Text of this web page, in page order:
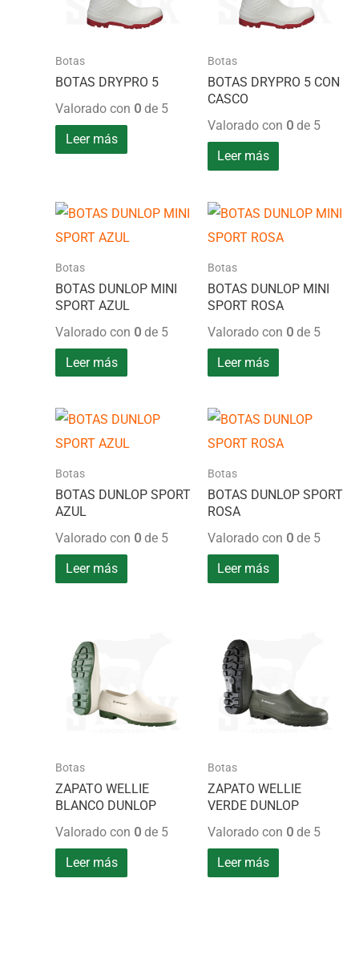
Botas
BOTAS DRYPRO 5
Valorado con 0 de 5
Leer más
Botas
BOTAS DRYPRO 5 CON
CASCO
Valorado con 0de 5
Leer más
Botas
BOTAS DUNLOP MINI
SPORT AZUL
Valorado con 0 de 5
Leer más
Botas
BOTAS DUNLOP MINI
SPORT ROSA
Valorado con 0de 5
Leer más
Botas
BOTAS DUNLOP SPORT
AZUL
Valorado con 0 de 5
Leer más
Botas
BOTAS DUNLOP SPORT
ROSA
Valorado con 0de 5
Leer más
Botas
ZAPATO WELLIE
BLANCO DUNLOP
Valorado con 0 de 5
Leer más
Botas
ZAPATO WELLIE
VERDE DUNLOP
Valorado con 0de 5
Leer más